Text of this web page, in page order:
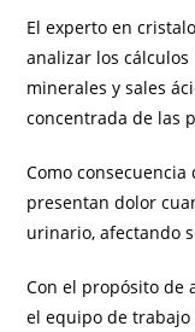
El experto en
analizar los
minerales y sales
concentrada de las
Como
presentan dolor
urinario, afectando
Con el propósito de
el equipo de